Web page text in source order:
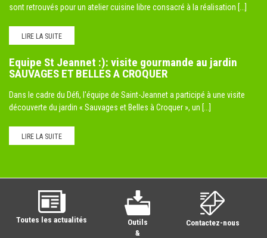
sont retrouvés pour un atelier cuisine libre consacré à la réalisation [...]
LIRE LA SUITE
Equipe St Jeannet :): visite gourmande au jardin
SAUVAGES ET BELLES A CROQUER
Dans le cadre du Défi, l'équipe de Saint-Jeannet a participé à une visite
découverte du jardin « Sauvages et Belles à Croquer », un [...]
LIRE LA SUITE
Toutes les actualités
Outils
&
Contactez-nous